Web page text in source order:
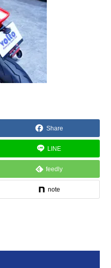
Share
LINE
feedly
note